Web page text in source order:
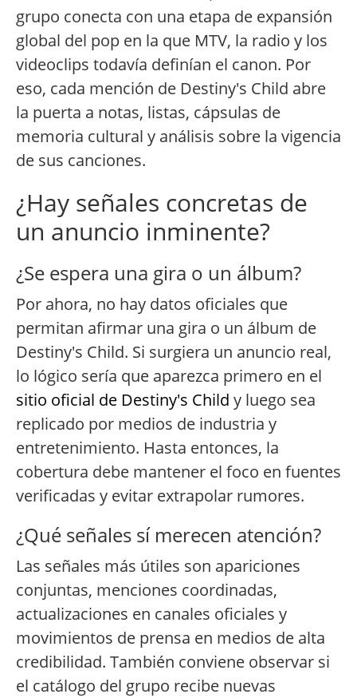
grupo conecta con una etapa de expansión
global del pop en la que MTV, la radio y los
videoclips todavía definían el canon. Por
eso, cada mención de Destiny's Child abre
la puerta a notas, listas, cápsulas de
memoria cultural y análisis sobre la vigencia
de sus canciones.
¿Hay señales concretas de
un anuncio inminente?
¿Se espera una gira o un álbum?
Por ahora, no hay datos oficiales que
permitan afirmar una gira o un álbum de
Destiny's Child. Si surgiera un anuncio real,
lo lógico sería que aparezca primero en el
sitio oficial de Destiny's Child y luego sea
replicado por medios de industria y
entretenimiento. Hasta entonces, la
cobertura debe mantener el foco en fuentes
verificadas y evitar extrapolar rumores.
¿Qué señales sí merecen atención?
Las señales más útiles son apariciones
conjuntas, menciones coordinadas,
actualizaciones en canales oficiales y
movimientos de prensa en medios de alta
credibilidad. También conviene observar si
el catálogo del grupo recibe nuevas